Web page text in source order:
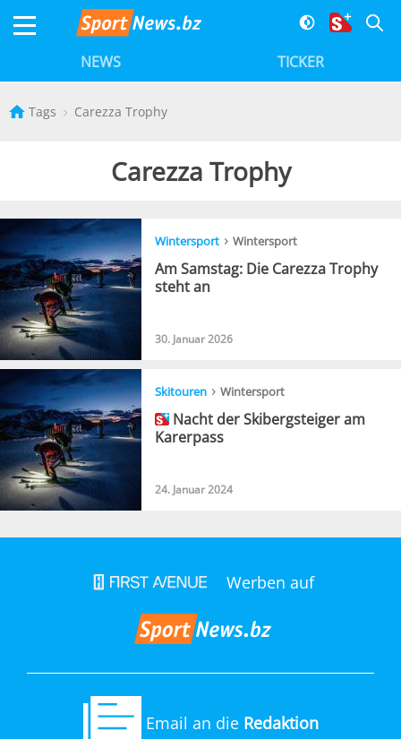
NEWS TICKER
Tags Carezza Trophy
Carezza Trophy
Wintersport › Wintersport
Am Samstag: Die Carezza Trophy
steht an
30. Januar 2026
Skitouren › Wintersport
Nacht der Skibergsteiger am
Karerpass
24. Januar 2024
Werben auf
Email an die Redaktion